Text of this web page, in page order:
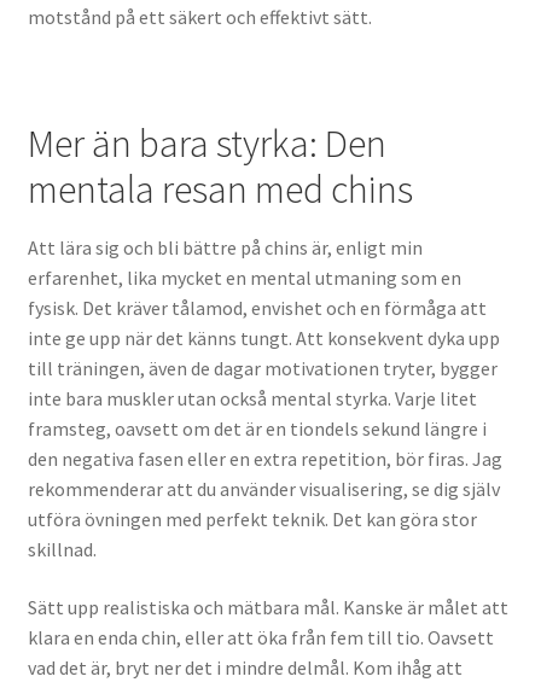
motstånd på ett säkert och effektivt sätt.
Mer än bara styrka: Den
mentala resan med chins
Att lära sig och bli bättre på chins är, enligt min
erfarenhet, lika mycket en mental utmaning som en
fysisk. Det kräver tålamod, envishet och en förmåga att
inte ge upp när det känns tungt. Att konsekvent dyka upp
till träningen, även de dagar motivationen tryter, bygger
inte bara muskler utan också mental styrka. Varje litet
framsteg, oavsett om det är en tiondels sekund längre i
den negativa fasen eller en extra repetition, bör firas. Jag
rekommenderar att du använder visualisering, se dig själv
utföra övningen med perfekt teknik. Det kan göra stor
skillnad.
Sätt upp realistiska och mätbara mål. Kanske är målet att
klara en enda chin, eller att öka från fem till tio. Oavsett
vad det är, bryt ner det i mindre delmål. Kom ihåg att